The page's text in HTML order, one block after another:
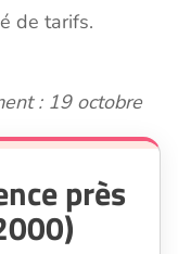
de tarifs.
: 19 octobre
près